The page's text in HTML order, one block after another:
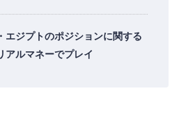
エジプトのポジションに関する
ルマネーでプレイ